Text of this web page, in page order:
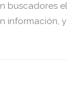
buscadores
información,